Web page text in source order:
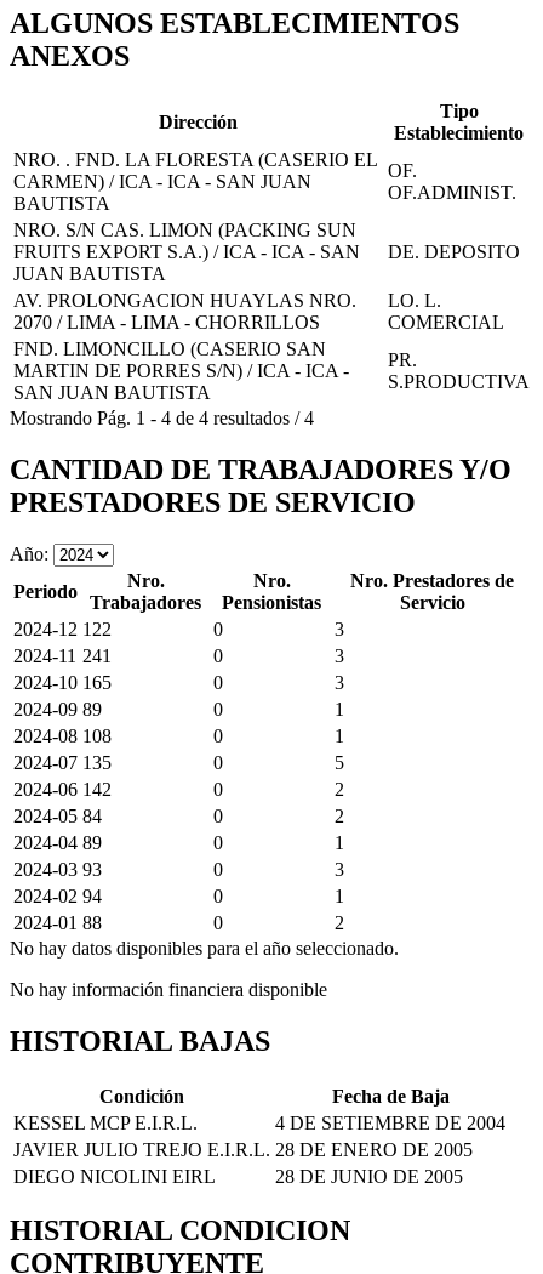
ALGUNOS ESTABLECIMIENTOS
ANEXOS
Dirección
Tipo
Establecimiento
NRO. . FND. LA FLORESTA (CASERIO EL
CARMEN) / ICA - ICA - SAN JUAN
BAUTISTA
OF.
OF.ADMINIST.
NRO. S/N CAS. LIMON (PACKING SUN
FRUITS EXPORT S.A.) / ICA - ICA - SAN
JUAN BAUTISTA
DE. DEPOSITO
AV. PROLONGACION HUAYLAS NRO.
2070 / LIMA - LIMA - CHORRILLOS
LO. L.
COMERCIAL
FND. LIMONCILLO (CASERIO SAN
MARTIN DE PORRES S/N) / ICA - ICA -
SAN JUAN BAUTISTA
PR.
S.PRODUCTIVA
Mostrando Pág. 1 - 4 de 4 resultados /4
CANTIDAD DE TRABAJADORES Y/O
PRESTADORES DE SERVICIO
Año:
Periodo
Nro.
Trabajadores
Nro.
Pensionistas
Nro. Prestadores de
Servicio
2024-12 122 0
3
2024-11 241 0
3
2024-10 165 0
3
2024-09 89 0
1
2024-08 108 0
1
2024-07 135 0
5
2024-06 142 0
2
2024-05 84 0
2
2024-04 89 0
1
2024-03 93 0
3
2024-02 94 0
1
2024-01 88 0
2
No hay datos disponibles para el año seleccionado.
No hay información financiera disponible
HISTORIAL BAJAS
Condición
Fecha de Baja
KESSEL MCP E.I.R.L.
4 DE SETIEMBRE DE 2004
JAVIER JULIO TREJO E.I.R.L. 28 DE ENERO DE 2005
DIEGO NICOLINI EIRL
28 DE JUNIO DE 2005
HISTORIAL CONDICION
CONTRIBUYENTE